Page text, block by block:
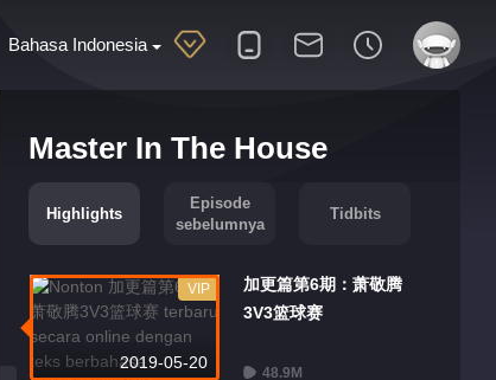
Bahasa Indonesia
Master In The House
Highlights
Episode
sebelumnya
Tidbits
2019-05-20
VIP
加更篇第6期：萧敬腾
3V3篮球赛
48.9M